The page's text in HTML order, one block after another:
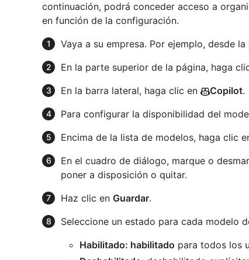
continuación, podrá conceder acceso a
en función de la configuración.
Vaya a su empresa. Por ejemplo, desde la
En la parte superior de la página, haga
En la barra lateral, haga clic en
Copilot.
Para configurar la disponibilidad del
Encima de la lista de modelos, haga clic
En el cuadro de diálogo, marque o
poner a disposición o quitar.
Haz clic en Guardar.
Seleccione un estado para cada modelo
Habilitado: habilitado para todos los